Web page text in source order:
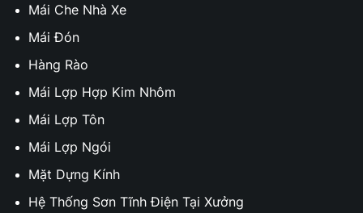
Mái Che Nhà Xe
Mái Đón
Hàng Rào
Mái Lợp Hợp Kim Nhôm
Mái Lợp Tôn
Mái Lợp Ngói
Mặt Dựng Kính
Hệ Thống Sơn Tĩnh Điện Tại Xưởng